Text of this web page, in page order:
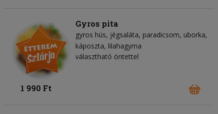
Gyros pita
gyros hús jégsaláta paradicsom uborka
káposzta lilahagyma
választható öntettel
1 990 Ft